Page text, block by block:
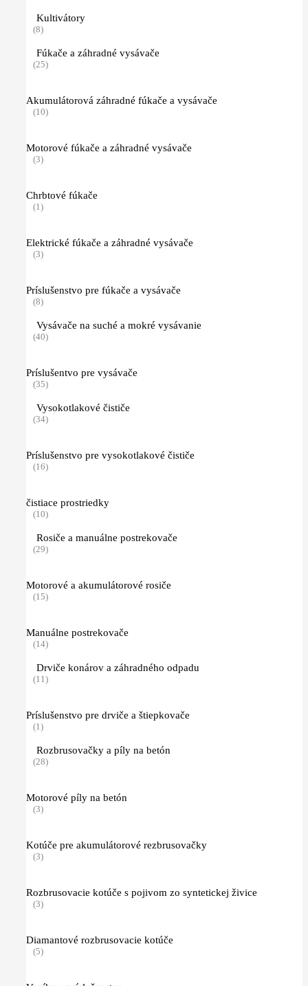
Kultivátory
(8)
Fúkače a záhradné vysávače
(25)
Akumulátorová záhradné fúkače a vysávače
(10)
Motorové fúkače a záhradné vysávače
(3)
Chrbtové fúkače
(1)
Elektrické fúkače a záhradné vysávače
(3)
Príslušenstvo pre fúkače a vysávače
(8)
Vysávače na suché a mokré vysávanie
(40)
Príslušentvo pre vysávače
(35)
Vysokotlakové čističe
(34)
Príslušenstvo pre vysokotlakové čističe
(16)
čistiace prostriedky
(10)
Rosiče a manuálne postrekovače
(29)
Motorové a akumulátorové rosiče
(15)
Manuálne postrekovače
(14)
Drviče konárov a záhradného odpadu
(11)
Príslušenstvo pre drviče a štiepkovače
(1)
Rozbrusovačky a píly na betón
(28)
Motorové píly na betón
(3)
Kotúče pre akumulátorové rezbrusovačky
(3)
Rozbrusovacie kotúče s pojivom zo syntetickej živice
(3)
Diamantové rozbrusovacie kotúče
(5)